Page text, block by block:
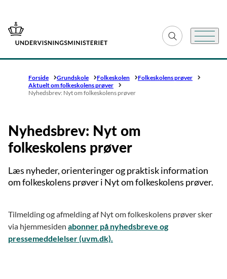
Gå til forsiden Fold søgefelt ud
Menu
Forside Grundskole Folkeskolen
Folkeskolens prøver
Aktuelt om folkeskolens prøver
Nyhedsbrev: Nyt om folkeskolens prøver
Nyhedsbrev: Nyt om
folkeskolens prøver
Læs nyheder, orienteringer og praktisk information
om folkeskolens prøver i Nyt om folkeskolens prøver.
Tilmelding og afmelding af Nyt om folkeskolens prøver sker
via hjemmesiden abonner på nyhedsbreve og
pressemeddelelser (uvm.dk).